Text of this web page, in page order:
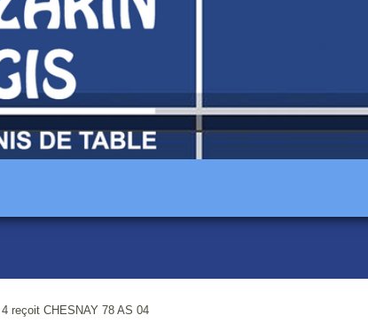
reçoit CHESNAY 78 AS 04